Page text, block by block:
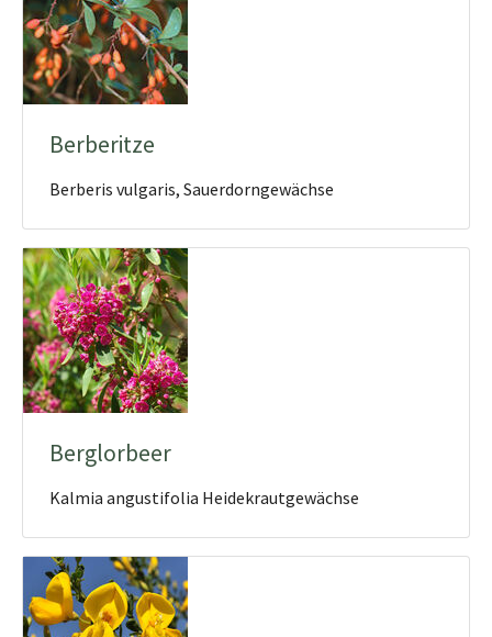
Berberitze
Berberis vulgaris, Sauerdorngewächse
Berglorbeer
Kalmia angustifolia Heidekrautgewächse